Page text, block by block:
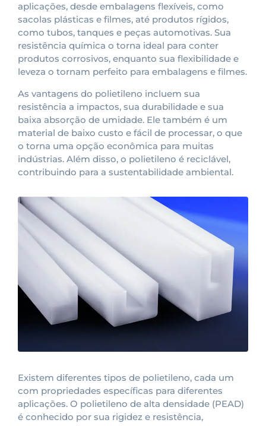
aplicações, desde embalagens flexíveis, como
sacolas plásticas e filmes, até produtos rígidos,
como tubos, tanques e peças automotivas. Sua
resistência química o torna ideal para conter
produtos corrosivos, enquanto sua flexibilidade e
leveza o tornam perfeito para embalagens e filmes.
As vantagens do polietileno incluem sua
resistência a impactos, sua durabilidade e sua
baixa absorção de umidade. Ele também é um
material de baixo custo e fácil de processar, o que
o torna uma opção econômica para muitas
indústrias. Além disso, o polietileno é reciclável,
contribuindo para a sustentabilidade ambiental.
Existem diferentes tipos de polietileno, cada um
com propriedades específicas para diferentes
aplicações. O polietileno de alta densidade (PEAD)
é conhecido por sua rigidez e resistência,